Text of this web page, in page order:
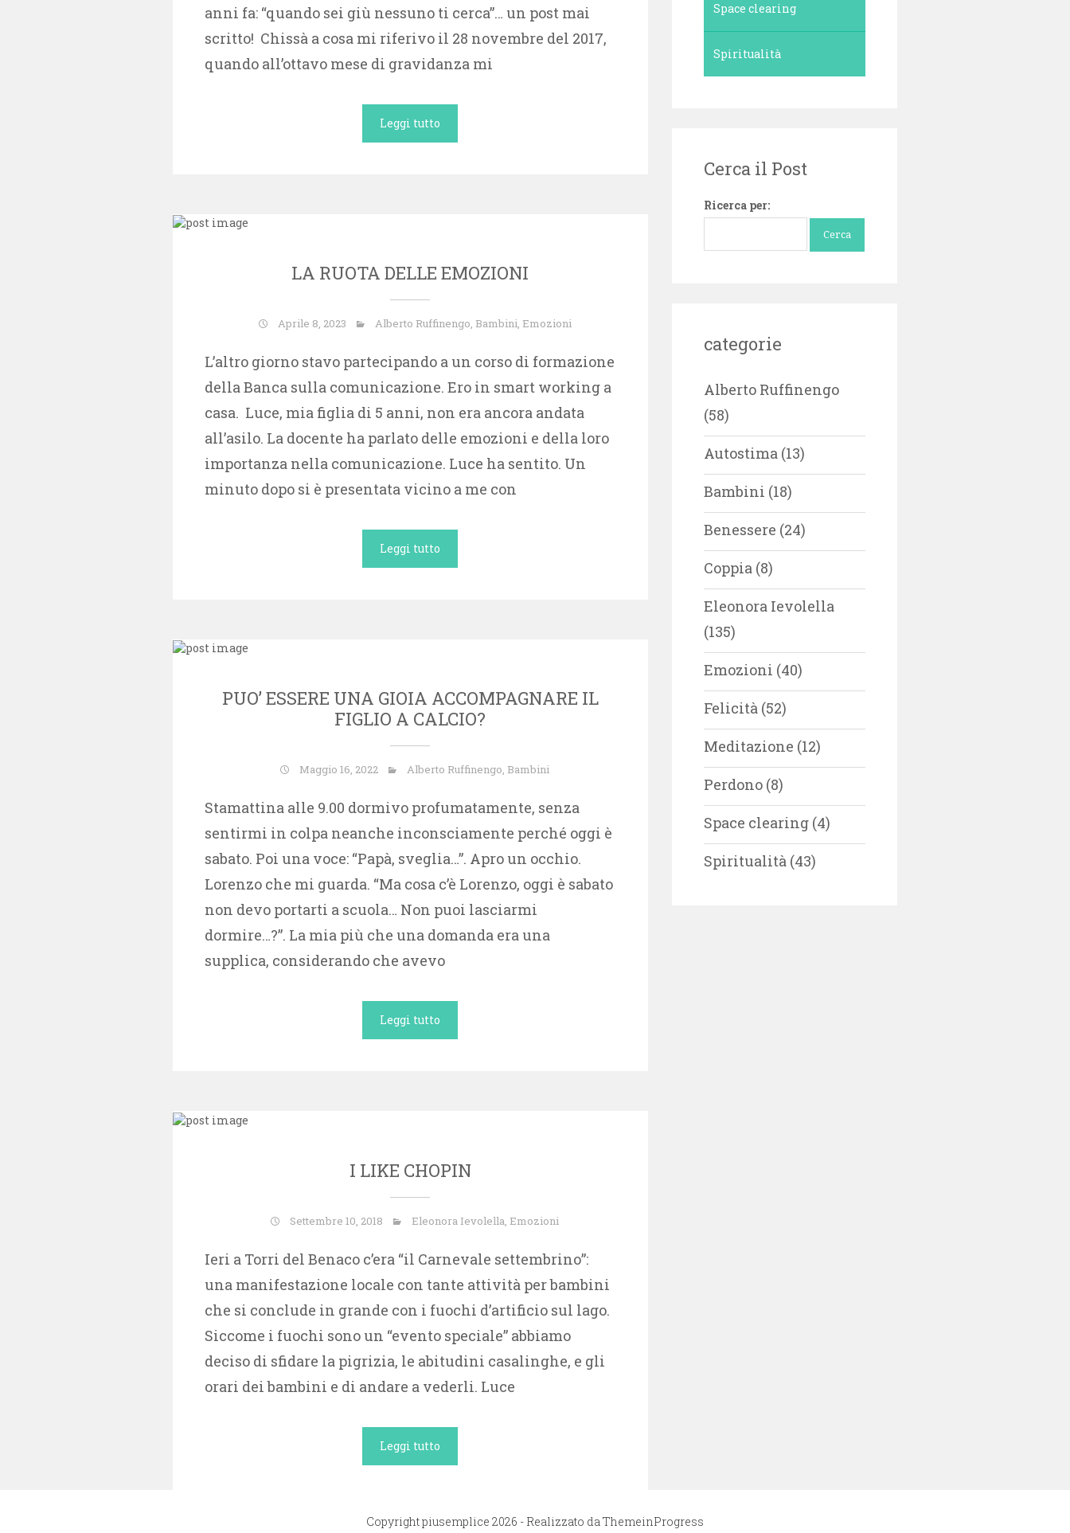
anni fa: “quando sei giù nessuno ti cerca”… un post mai
scritto! Chissà a cosa mi riferivo il 28 novembre del 2017,
quando all’ottavo mese di gravidanza mi
Leggi tutto
LA RUOTA DELLE EMOZIONI
Aprile 8, 2023 Alberto Ruffinengo, Bambini, Emozioni
L’altro giorno stavo partecipando a un corso di formazione
della Banca sulla comunicazione. Ero in smart working a
casa. Luce, mia figlia di 5 anni, non era ancora andata
all’asilo. La docente ha parlato delle emozioni e della loro
importanza nella comunicazione. Luce ha sentito. Un
minuto dopo si è presentata vicino a me con
Leggi tutto
PUO’ ESSERE UNA GIOIA ACCOMPAGNARE IL
FIGLIO A CALCIO?
Maggio 16, 2022 Alberto Ruffinengo, Bambini
Stamattina alle 9.00 dormivo profumatamente, senza
sentirmi in colpa neanche inconsciamente perché oggi è
sabato. Poi una voce: “Papà, sveglia…”. Apro un occhio.
Lorenzo che mi guarda. “Ma cosa c’è Lorenzo, oggi è sabato
non devo portarti a scuola… Non puoi lasciarmi
dormire…?”. La mia più che una domanda era una
supplica, considerando che avevo
Leggi tutto
I LIKE CHOPIN
Settembre 10, 2018 Eleonora Ievolella, Emozioni
Ieri a Torri del Benaco c’era “il Carnevale settembrino”:
una manifestazione locale con tante attività per bambini
che si conclude in grande con i fuochi d’artificio sul lago.
Siccome i fuochi sono un “evento speciale” abbiamo
deciso di sfidare la pigrizia, le abitudini casalinghe, e gli
orari dei bambini e di andare a vederli. Luce
Leggi tutto
Space clearing
Spiritualità
Cerca il Post
Ricerca per:
categorie
Alberto Ruffinengo
(58)
Autostima(13)
Bambini (18)
Benessere (24)
Coppia(8)
Eleonora Ievolella
(135)
Emozioni (40)
Felicità(52)
Meditazione (12)
Perdono(8)
Space clearing(4)
Spiritualità(43)
Copyright piusemplice 2026 - Realizzato daThemeinProgress